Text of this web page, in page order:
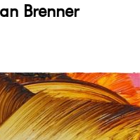
Brenner